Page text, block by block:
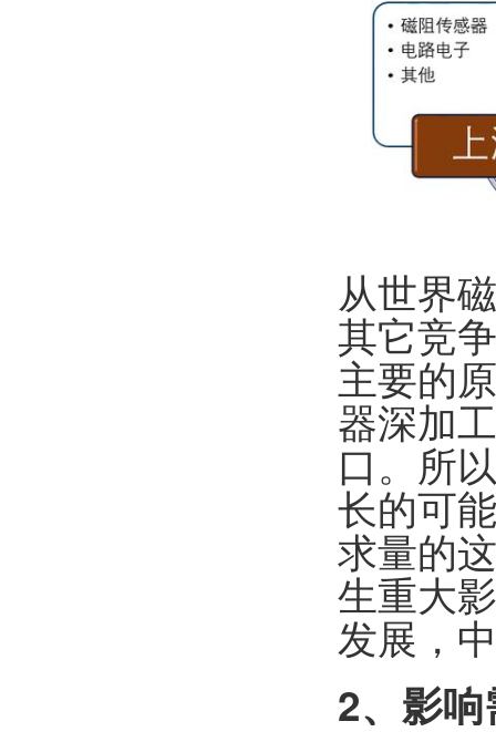
从世界
其它竞
主要的
器深加
口。所
长的可
求量的
生重大
发展，
2、影